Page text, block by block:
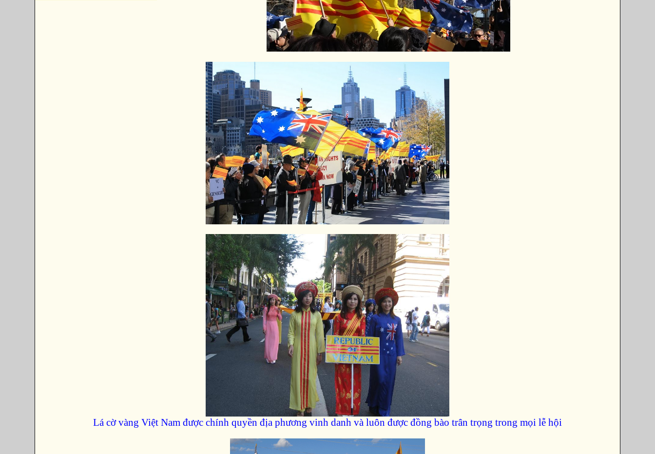
Lá cờ vàng Việt Nam được chính quyền địa phương vinh danh và luôn được đồng bào trân trọng trong mọi lễ hội